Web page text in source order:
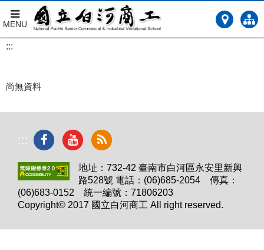
跳
到
內
MENU
:::
尚無資料
:::
地址：732-42 臺南市白河區永安里新興
路528號 電話：(06)685-2054 傳真：
(06)683-0152 統一編號：71806203
Copyright© 2017 國立白河商工 All right reserved.